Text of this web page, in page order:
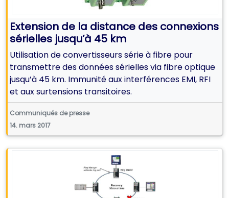
Extension de la distance des connexions
sérielles jusqu’à 45 km
Utilisation de convertisseurs série à fibre pour
transmettre des données sérielles via fibre optique
jusqu’à 45 km. Immunité aux interférences EMI, RFI
et aux surtensions transitoires.
Communiqués de presse
14. mars 2017